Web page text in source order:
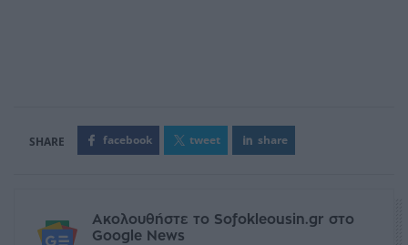
facebook tweet share
Ακολουθήστε το Sofokleousin.gr στο
Google News